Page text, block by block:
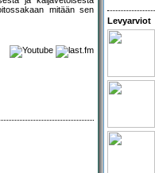
mitään sen
Levyarviot